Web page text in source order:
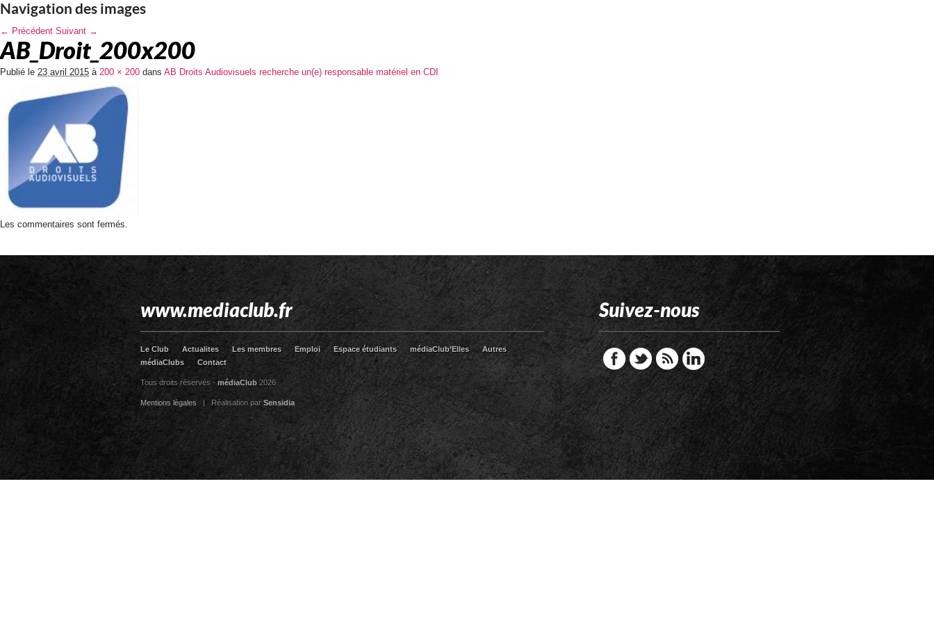
Navigation des images
← Précédent Suivant →
AB_Droit_200x200
Publié le 23 avril 2015 à 200 × 200 dans AB Droits Audiovisuels recherche un(e) responsable matériel en CDI
Les commentaires sont fermés.
www.mediaclub.fr
Le Club Actualites Les membres Emploi Espace étudiants médiaClub’Elles
Autres
médiaClubs
Contact
Tous droits réservés - médiaClub 2026
Mentions légales | Réalisation par Sensidia
Suivez-nous
FacebookTwitter RSS LinkedIn